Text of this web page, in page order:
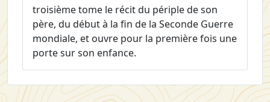
troisième tome le récit du périple de son
père, du début à la fin de la Seconde Guerre
mondiale, et ouvre pour la première fois une
porte sur son enfance.